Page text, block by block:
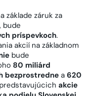
základe záruk za
bude
príspevkoch.
akcií na základnom
bude
80 miliárd
bezprostrednea 620
predstavujúcich akcie